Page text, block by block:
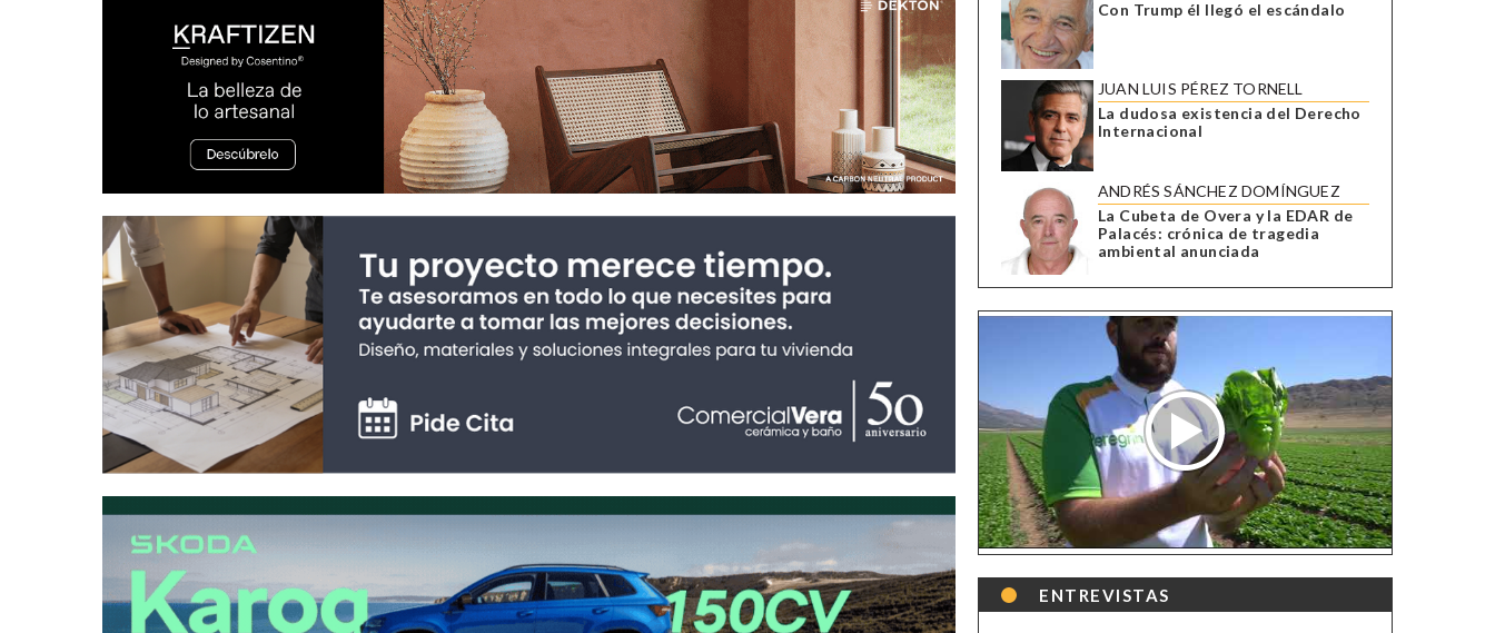
Con Trump él llegó el escándalo
JUAN LUIS PÉREZ TORNELL
La dudosa existencia del Derecho
Internacional
ANDRÉS SÁNCHEZ DOMÍNGUEZ
La Cubeta de Overa y la EDAR de
Palacés: crónica de tragedia
ambiental anunciada
ENTREVISTAS